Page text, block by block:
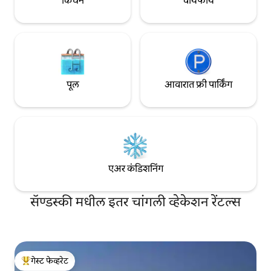
पूल आवारात फ्री पार्किंग
एअर कंडिशनिंग
सॅण्डस्की मधील इतर चांगली व्हेकेशन रेंटल्स
टॉप गेस्ट फेव्हरेट
गेस्ट फेव्हरेट